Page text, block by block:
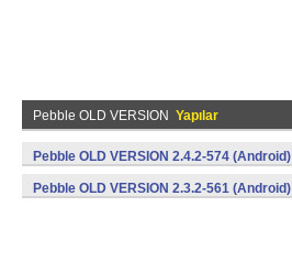
Pebble OLD VERSION Yapılar
Pebble OLD VERSION 2.4.2-574 (Android)
Pebble OLD VERSION 2.3.2-561 (Android)